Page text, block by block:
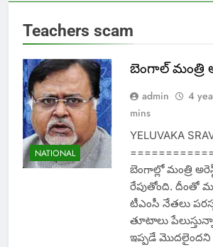
Teachers scam
NATIONAL
బెంగాల్ మంత్రి
admin 4
mins
YELUVAKA
బెంగాల్లో మంత్రి
రేపుతోంది. దీంతో
టీఎంసీ నేతలు
తూటాలు
ఇప్పడే